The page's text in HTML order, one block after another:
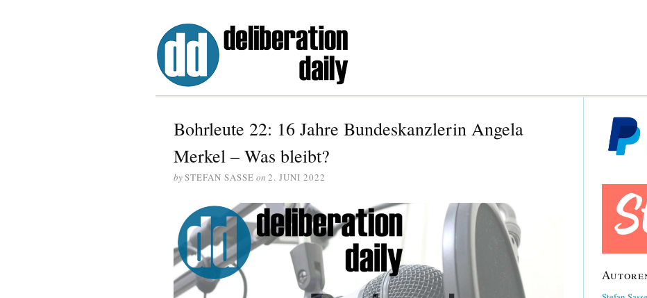
Bohrleute 22: 16 Jahre Bundeskanzlerin Angela
Merkel – Was bleibt?
bySTEFAN SASSE on 2. JUNI 2022